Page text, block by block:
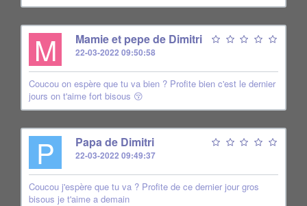
M Mamie et pepe de Dimitri
22-03-2022 09:50:58
Coucou on espère que tu va bien ? Profite bien c'est le dernier
jours on t'aime fort bisous 😚
P Papa de Dimitri
22-03-2022 09:49:37
Coucou j'espère que tu va ? Profite de ce dernier jour gros
bisous je t'aime a demain